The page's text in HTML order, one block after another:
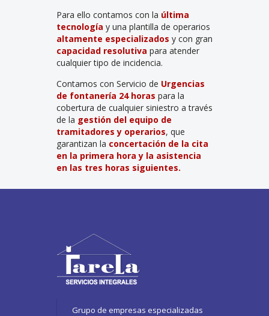
Para ello contamos con la última
tecnología y una plantilla de operarios
altamente especializados y con gran
capacidad resolutiva para atender
cualquier tipo de incidencia.
Contamos con Servicio de Urgencias
de fontanería 24 horas para la
cobertura de cualquier siniestro a través
de la gestión del equipo de
tramitadores y operarios, que
garantizan la concertación de la cita
en la primera hora y la asistencia
en las tres horas siguientes.
Grupo de empresas especializadas